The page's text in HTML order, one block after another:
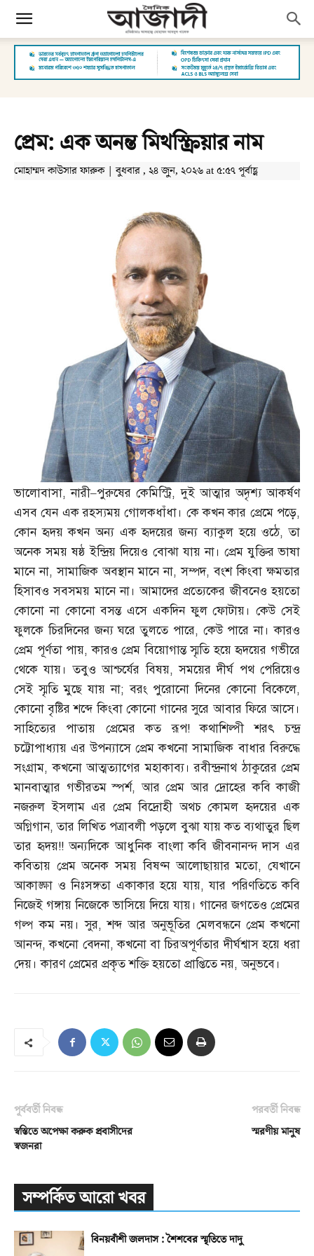
প্রেম: এক অনন্ত মিথস্ক্রিয়ার নাম
মোহাম্মদ কাউসার ফারুক | বুধবার , ২৪ জুন, ২০২৬ at ৫:৫৭ পূর্বাহ্ণ
ভালোবাসা,নারী–পুরুষের কেমিস্ট্রি,দুই আত্মার অদৃশ্য আকর্ষণ
এসব যেন এক রহস্যময় গোলকধাঁধা। কে কখন কার প্রেমে পড়ে,
কোন হৃদয় কখন অন্য এক হৃদয়ের জন্য ব্যাকুল হয়ে ওঠে,তা
অনেক সময় ষষ্ঠ ইন্দ্রিয় দিয়েও বোঝা যায় না। প্রেম যুক্তির ভাষা
মানে না,সামাজিক অবস্থান মানে না,সম্পদ,বংশ কিংবা ক্ষমতার
হিসাবও সবসময় মানে না। আমাদের প্রত্যেকের জীবনেও হয়তো
কোনো না কোনো বসন্ত এসে একদিন ফুল ফোটায়। কেউ সেই
ফুলকে চিরদিনের জন্য ঘরে তুলতে পারে, কেউ পারে না। কারও
প্রেম পূর্ণতা পায়,কারও প্রেম বিয়োগান্ত স্মৃতি হয়ে হৃদয়ের গভীরে
থেকে যায়। তবুও আশ্চর্যের বিষয়,সময়ের দীর্ঘ পথ পেরিয়েও
সেই স্মৃতি মুছে যায় না;বরং পুরোনো দিনের কোনো বিকেলে,
কোনো বৃষ্টির শব্দে কিংবা কোনো গানের সুরে আবার ফিরে আসে।
সাহিত্যের পাতায় প্রেমের কত রূপ!কথাশিল্পী শরৎ চন্দ্র
চট্টোপাধ্যায় এর উপন্যাসে প্রেম কখনো সামাজিক বাধার বিরুদ্ধে
সংগ্রাম,কখনো আত্মত্যাগের মহাকাব্য। রবীন্দ্রনাথ ঠাকুরের প্রেম
মানবাত্মার গভীরতম স্পর্শ,আর প্রেম আর দ্রোহের কবি কাজী
নজরুল ইসলাম এর প্রেম বিদ্রোহী অথচ কোমল হৃদয়ের এক
অগ্নিগান,তার লিখিত পত্রাবলী পড়লে বুঝা যায় কত ব্যথাতুর ছিল
তার হৃদয়!!অন্যদিকে আধুনিক বাংলা কবি জীবনানন্দ দাস এর
কবিতায় প্রেম অনেক সময় বিষণ্ন আলোছায়ার মতো,যেখানে
আকাঙ্ক্ষা ও নিঃসঙ্গতা একাকার হয়ে যায়,যার পরিণতিতে কবি
নিজেই গঙ্গায় নিজেকে ভাসিয়ে দিয়ে যায়। গানের জগতেও প্রেমের
গল্প কম নয়। সুর,শব্দ আর অনুভূতির মেলবন্ধনে প্রেম কখনো
আনন্দ,কখনো বেদনা,কখনো বা চিরঅপূর্ণতার দীর্ঘশ্বাস হয়ে ধরা
দেয়। কারণ প্রেমের প্রকৃত শক্তি হয়তো প্রাপ্তিতে নয়,অনুভবে।
পূর্ববর্তী নিবন্ধ
স্বস্তিতে অপেক্ষা করুক প্রবাসীদের
স্বজনরা
পরবর্তী নিবন্ধ
স্মরণীয় মানুষ
সম্পর্কিত আরো খবর
বিনয়বাঁশী জলদাস : শৈশবের স্মৃতিতে দাদু